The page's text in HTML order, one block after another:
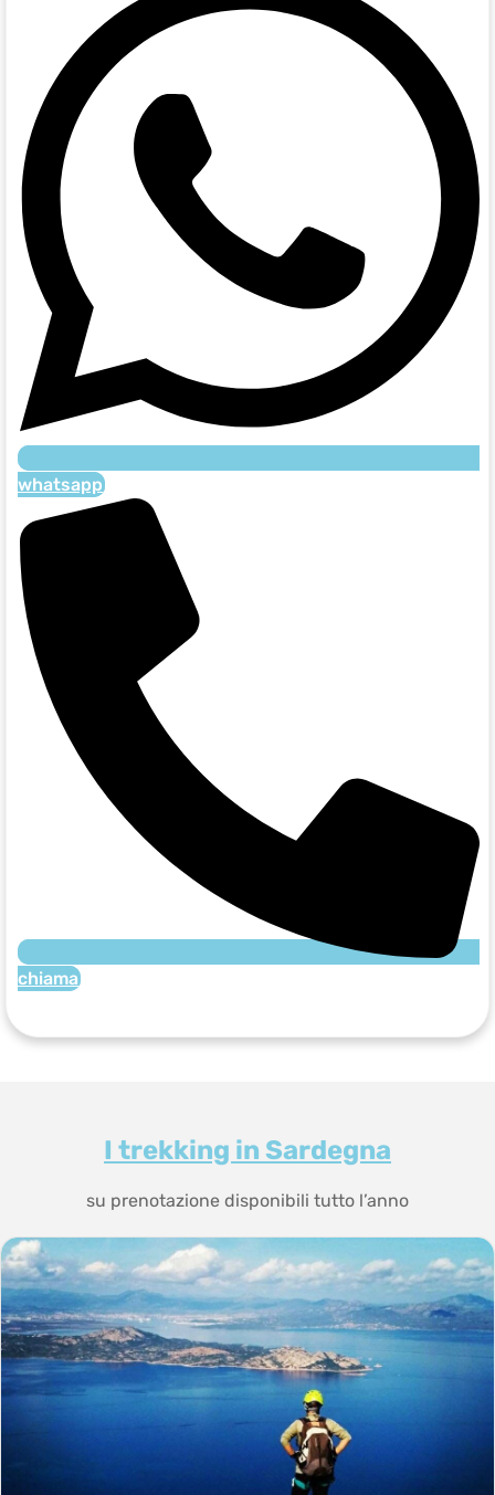
whatsapp
chiama
I trekking in Sardegna
su prenotazione disponibili tutto l’anno